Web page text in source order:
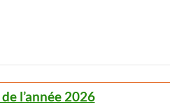
l’année 2026